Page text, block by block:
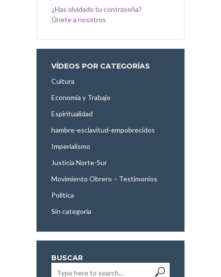
¿Has olvidado tu contraseña?
Únete a nosotros
VÍDEOS POR CATEGORÍAS
Cultura
Economía y Trabajo
Espiritualidad
hambre-esclavitud-empobrecidos
Imperialismo
Justicia Norte-Sur
Movimiento Obrero – Testimonios
Política
Sin categoría
BUSCAR